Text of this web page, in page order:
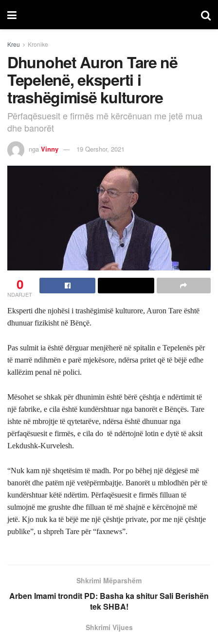
Kreu Kronike
Dhunohet Auron Tare në
Tepelenë, eksperti i
trashëgimisë kulturore
Përfaqësuesit e firmës më kërcënuan me jetë mua
dhe banorët
nga Vinny 19 Qershor, 2021
0
NDARJET
Eksperti dhe njohësi i trashëgimisë kulturore, Auron Tare është
dhunuar fizikisht në Bënçë.
Pas sulmit ia është dërguar menjëherë në spitalin e Tepelenës për
të marrë ndihmën e parë mjekësore, ndërsa pritet që të bëjë edhe
kallëzim penal në polici.
Mësohet se shkak për dhunimin është bërë çështja e ndërtimit të
një fabrike, e cila është kundërshtuar nga banorët e Bënçës. Tare
ishte në mbrojtje të qytetarëve, ndërsa është dhunuar nga
përfaqësuesit e firmës, e cila do të ndërtojnë lotin e dytë të aksit
Lekdushk-Kurvelesh.
“Nuk kam një shqetësim të madh. Por po bëhej një dëgjesë më
banorët dhe patëm një vetëpërmbajtje. Banorët u mblodhën për të
kundërshtuar këtë ndërtim. Përfaqësuesit e firmës filluan të
sulmojnë me grushte dhe filluan të më shajnë e kërcënojnë më
jetë. Kjo nuk ka të bëjë me një çështje private, por me një çështje
publike”, u shpreh Tare për “faxnews”.
Shkrimi Mëparshëm
Arben Imami trondit PD: Basha ka shitur Sali Berishën
tek SHBA!
Shkrimi Vijues